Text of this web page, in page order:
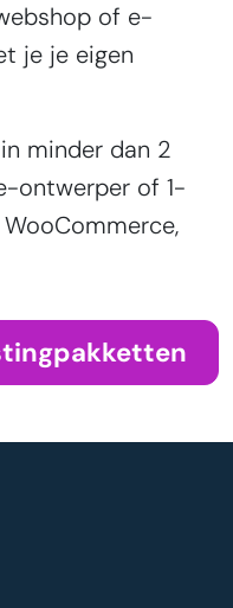
of e-
je je eigen
minder dan 2
ontwerper of 1-